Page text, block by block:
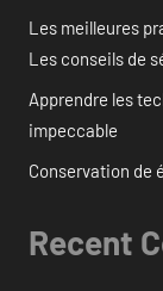
Les meilleures
Les conseils de
Apprendre les
impeccable
Conservation de
Recent